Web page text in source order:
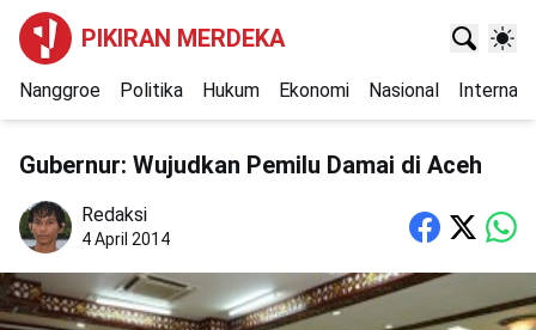
PIKIRAN MERDEKA
Nanggroe Politika Hukum Ekonomi Nasional
Gubernur: Wujudkan Pemilu Damai di Aceh
Redaksi
4 April 2014